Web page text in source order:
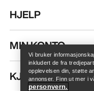
Finn butikk
HJELP
MIN KONTO
KJØP MER
Vi bruker
inkludert de fra
opplevelsen din, støtte
annonser. Finn ut mer i
personvern.